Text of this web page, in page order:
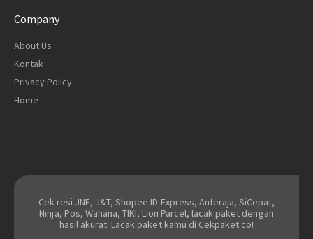
Company
About Us
Kontak
Privacy Policy
Home
Cek resi JNE, J&T, Shopee ID Express, Anteraja, SiCepat,
Ninja, Pos, Wahana, TIKI, Lion Parcel, lacak paket dengan
hasil akurat. Lacak paket kamu di Cekpaket.co!